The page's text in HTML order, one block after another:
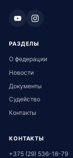
РАЗДЕЛЫ
О федерации
Новости
Документы
Судейство
Контакты
КОНТАКТЫ
+375 (29) 536-18-79